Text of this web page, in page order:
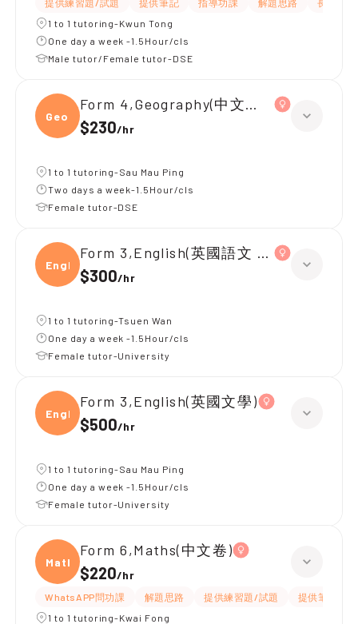
提供練習題/試題 提供筆記 指導功課 解題思路
長期補習
1 to 1 tutoring-Kwun Tong
One day a week -1.5Hour/cls
Male tutor/Female tutor-DSE
Geogr
Form 4,Geography(中文卷)、
$230/hr
1 to 1 tutoring-Sau Mau Ping
Two days a week-1.5Hour/cls
Female tutor-DSE
Engli
Form 3,English(英國語文 中三)
$300/hr
1 to 1 tutoring-Tsuen Wan
One day a week -1.5Hour/cls
Female tutor-University
Engli
Form 3,English(英國文學)
$500/hr
1 to 1 tutoring-Sau Mau Ping
One day a week -1.5Hour/cls
Female tutor-University
Maths
Form 6,Maths(中文卷)
$220/hr
WhatsAPP問功課 解題思路 提供練習題/試題 提供筆記
1 to 1 tutoring-Kwai Fong